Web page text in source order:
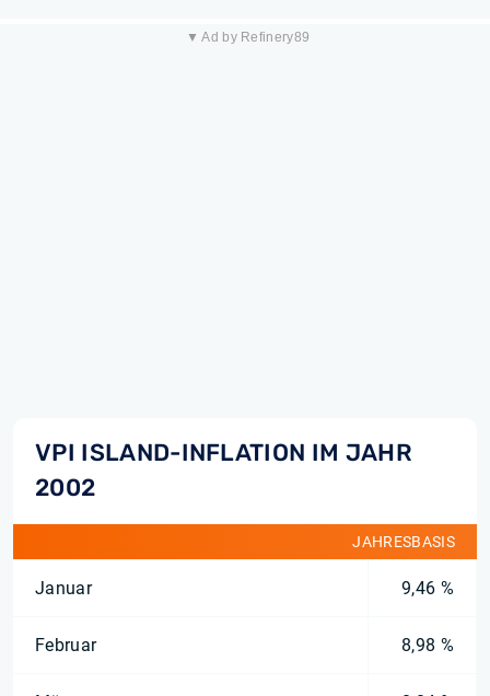
▼ Ad by Refinery89
VPI ISLAND-INFLATION IM JAHR
2002
JAHRESBASIS
Januar 9,46 %
Februar 8,98 %